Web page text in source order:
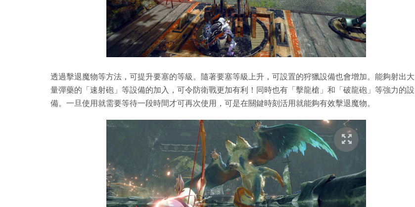
透過擊退魔物等方法，可提升要塞的等級。隨著要塞等級上升，可設置的狩獵設備也會增加。能夠射出大
量彈藥的「速射砲」等設備的加入，可令防衛戰更加有利！同時也有「擊龍槍」和「破龍砲」等強力的設
備。一旦使用就需要等待一段時間才可再次使用，可是在關鍵時刻活用就能夠有效擊退魔物。